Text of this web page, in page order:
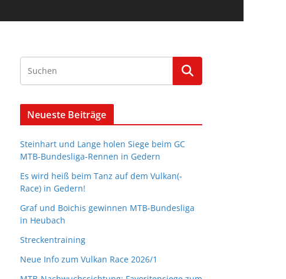
Neueste Beiträge
Steinhart und Lange holen Siege beim GC
MTB-Bundesliga-Rennen in Gedern
Es wird heiß beim Tanz auf dem Vulkan(-
Race) in Gedern!
Graf und Boichis gewinnen MTB-Bundesliga
in Heubach
Streckentraining
Neue Info zum Vulkan Race 2026/1